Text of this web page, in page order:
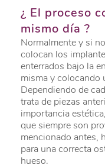
¿ El proceso
mismo día ?
Normalmente y si
colocan los
enterrados bajo la
misma y colocando
Dependiendo de
trata de piezas
importancia
que siempre son
mencionado antes,
para una correcta
hueso.